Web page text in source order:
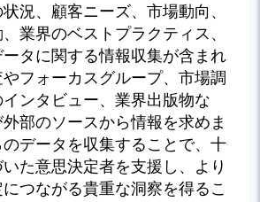
況、顧客ニーズ、市場動向、
業界のベストプラクティス、
タに関する情報収集が含まれ
フォーカスグループ、市場調
ンタビュー、業界出版物な
部のソースから情報を求めま
のデータを収集することで、十
た意思決定者を支援し、より
つながる貴重な洞察を得るこ